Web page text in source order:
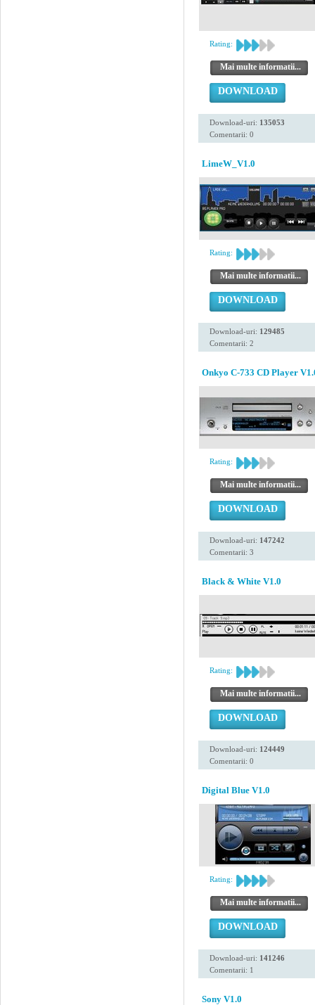
Rating:
Mai multe informatii...
DOWNLOAD
Download-uri: 135053
Comentarii: 0
LimeW_V1.0
Rating:
Mai multe informatii...
DOWNLOAD
Download-uri: 129485
Comentarii: 2
Onkyo C-733 CD Player
Rating:
Mai multe informatii...
DOWNLOAD
Download-uri: 147242
Comentarii: 3
Black & White V1.0
Rating:
Mai multe informatii...
DOWNLOAD
Download-uri: 124449
Comentarii: 0
Digital Blue V1.0
Rating:
Mai multe informatii...
DOWNLOAD
Download-uri: 141246
Comentarii: 1
Sony V1.0